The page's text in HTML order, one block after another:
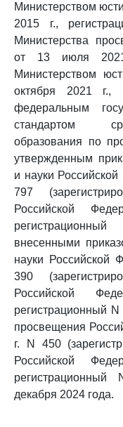
Министерством
2015 г.,
Министерства
от 13 июля
Министерством
октября 2021 г.,
федеральным
стандартом
образования по
утвержденным
и науки
797
Российской
внесенными
науки Российской
390
Российской
регистрационный
просвещения
г. N 450
Российской
декабря 2024 года.